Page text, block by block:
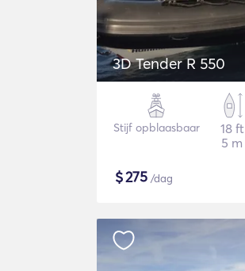
3D Tender R 550
Stijf opblaasbaar
18 ft
5 m
$275 /dag